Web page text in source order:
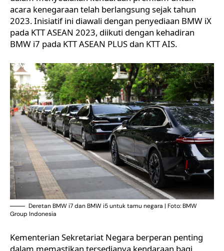
acara kenegaraan telah berlangsung sejak tahun
2023. Inisiatif ini diawali dengan penyediaan BMW iX
pada KTT ASEAN 2023, diikuti dengan kehadiran
BMW i7 pada KTT ASEAN PLUS dan KTT AIS.
Deretan BMW i7 dan BMW i5 untuk tamu negara | Foto: BMW
Group Indonesia
Kementerian Sekretariat Negara berperan penting